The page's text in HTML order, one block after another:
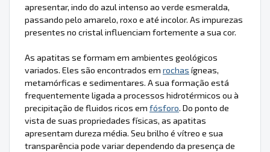
apresentar, indo do azul intenso ao verde esmeralda,
passando pelo amarelo, roxo e até incolor. As impurezas
presentes no cristal influenciam fortemente a sua cor.
As apatitas se formam em ambientes geológicos
variados. Eles são encontrados em rochas ígneas,
metamórficas e sedimentares. A sua formação está
frequentemente ligada a processos hidrotérmicos ou à
precipitação de fluidos ricos em fósforo. Do ponto de
vista de suas propriedades físicas, as apatitas
apresentam dureza média. Seu brilho é vítreo e sua
transparência pode variar dependendo da presença de